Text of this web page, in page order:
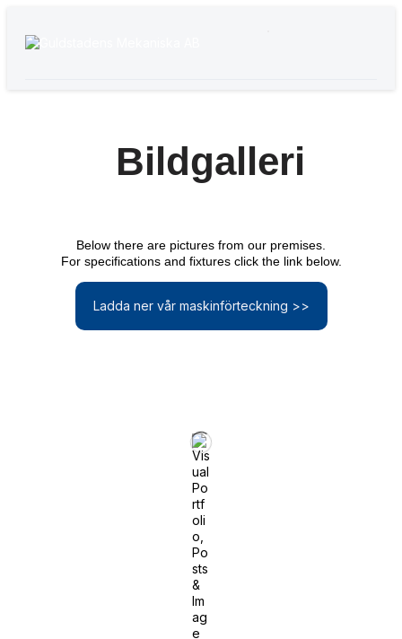
Bildgalleri
Below there are pictures from our premises.
For specifications and fixtures click the link below.
Ladda ner vår maskinförteckning >>